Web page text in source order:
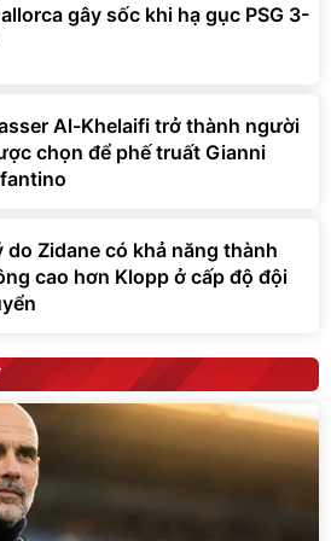
gây sốc khi hạ gục PSG 3-
Al-Khelaifi trở thành người
chọn để phế truất Gianni
do Zidane có khả năng thành
cao hơn Klopp ở cấp độ đội